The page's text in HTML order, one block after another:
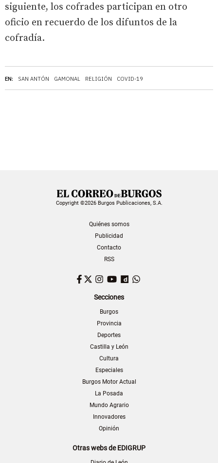
EN: SAN ANTÓN GAMONAL RELIGIÓN COVID-19
siguiente, los cofrades participan en otro
oficio en recuerdo de los difuntos de la
cofradía.
Copyright ©2026 Burgos Publicaciones, S.A.
Quiénes somos
Publicidad
Contacto
RSS
Facebook
TwitterInstagram
YouTubeDailymotion
Secciones
Burgos
Provincia
Deportes
Castilla y León
Cultura
Especiales
Burgos Motor Actual
La Posada
Mundo Agrario
Innovadores
Opinión
Otras webs de EDIGRUP